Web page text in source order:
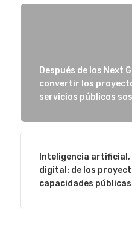
Después de los Next
convertir los
servicios públicos
Inteligencia artificial,
digital: de los
capacidades